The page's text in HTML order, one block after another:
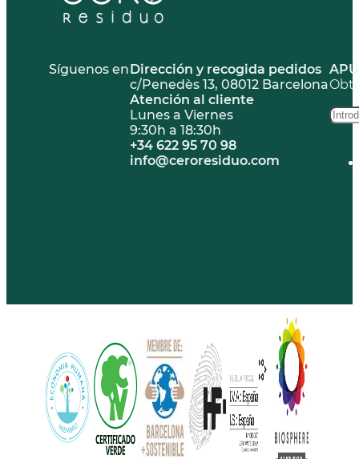
Síguenos en Dirección y recogida pedidos
c/Penedès 13, 08012 Barcelona
Atención al cliente
Lunes a Viernes
9:30h a 18:30h
+34 622 95 70 98
info@ceroresiduo.com